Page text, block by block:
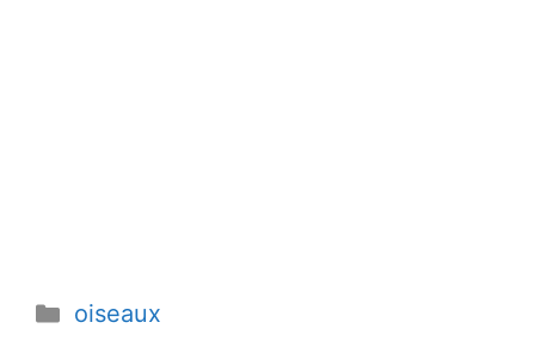
Catégories
oiseaux